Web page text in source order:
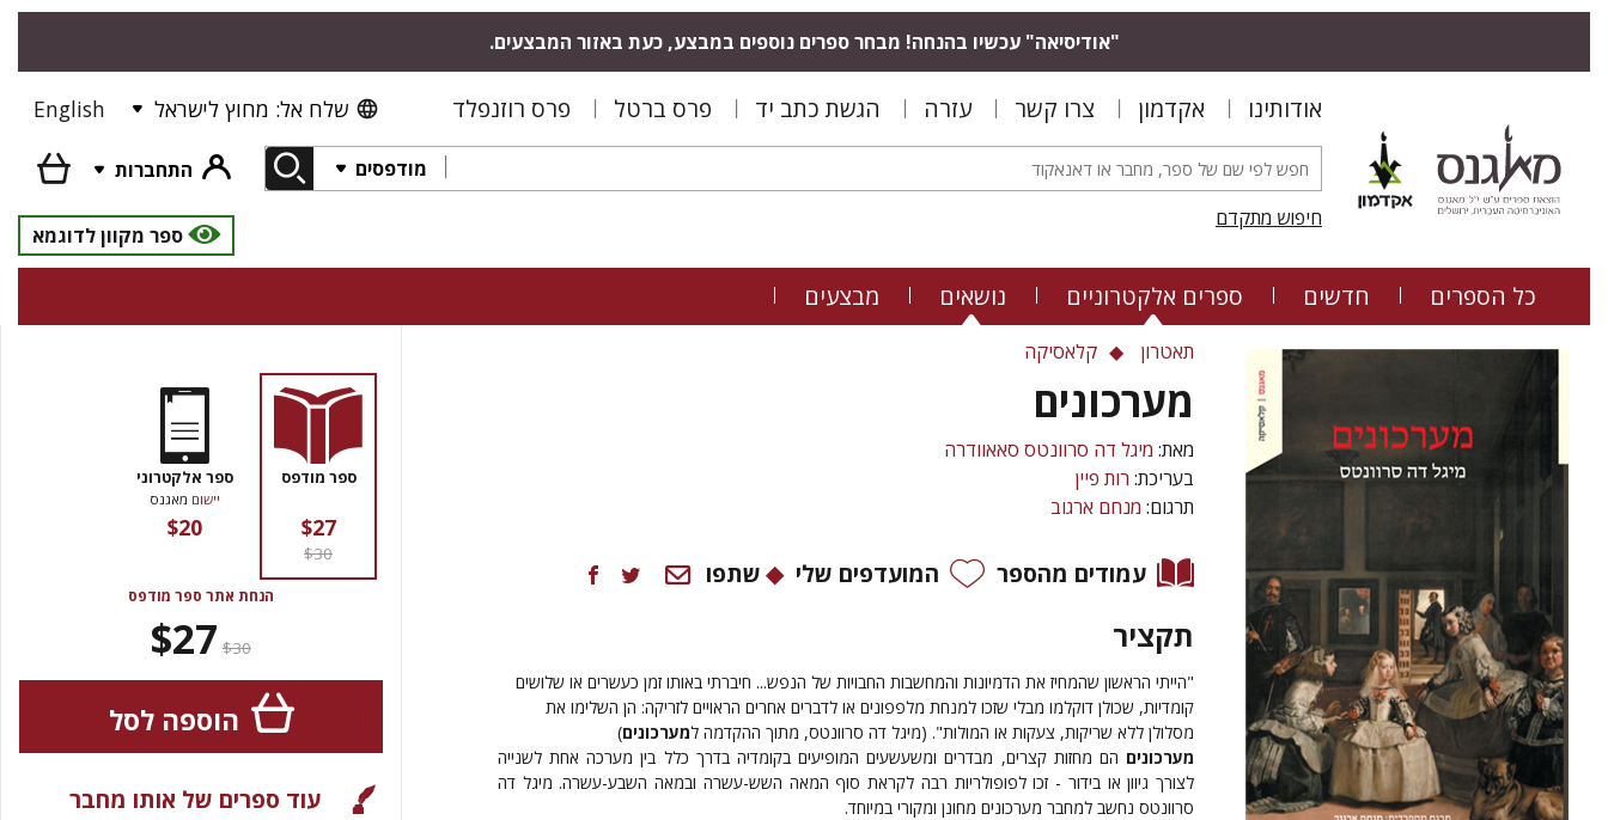
"אודיסיאה" עכשיו בהנחה! מבחר ספרים נוספים במבצע, כעת באזור המבצעים.
אודותינו אקדמון צרו קשר עזרה הגשת כתב יד פרס ברטל פרס רוזנפלד שלח אל: מחוץ לישראל English
מודפסים
התחברות
חיפוש מתקדם
ספר מקוון לדוגמא
כל הספרים חדשים ספרים אלקטרוניים נושאים מבצעים
תאטרון קלאסיקה
מערכונים
מאת: מיגל דה סרוונטס סאאוודרה
בעריכת: רות פיין
תרגום: מנחם ארגוב
עמודים מהספר המועדפים שלי שתפו
תקציר
"הייתי הראשון שהמחיז את הדמיונות והמחשבות החבויות של הנפש... חיברתי באותו זמן כעשרים או שלושים
קומדיות, שכולן דוקלמו מבלי שזכו למנחת מלפפונים או לדברים אחרים הראויים לזריקה: הן השלימו את
מסלולן ללא שריקות, צעקות או המולות". (מיגל דה סרוונטס, מתוך ההקדמה למערכונים)
מערכונים הם מחזות קצרים, מבדרים ומשעשעים המופיעים בקומדיה בדרך כלל בין מערכה אחת לשנייה
לצורך גיוון או בידור - זכו לפופולריות רבה לקראת סוף המאה השש-עשרה ובמאה השבע-עשרה. מיגל דה
סרוונטס נחשב למחבר מערכונים מחונן ומקורי במיוחד.
ספר מודפס
$27
$30
ספר אלקטרוני
יישום מאגנס
$20
הנחת אתר ספר מודפס
$30
$27
הוספה לסל
עוד ספרים של אותו מחבר